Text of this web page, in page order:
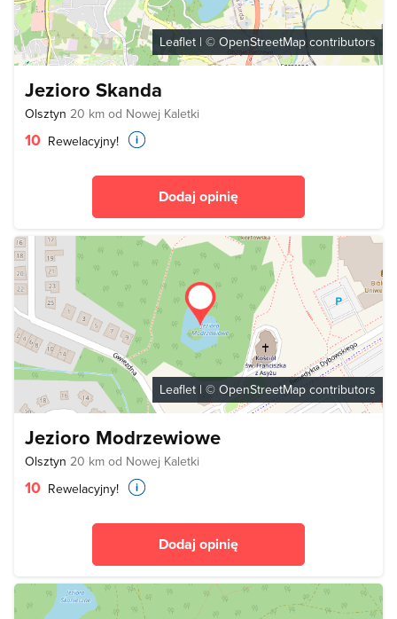
Leaflet | © OpenStreetMap contributors
Jezioro Skanda
Olsztyn 20 km od Nowej Kaletki
10 Rewelacyjny!
Dodaj opinię
Leaflet | © OpenStreetMap contributors
Jezioro Modrzewiowe
Olsztyn 20 km od Nowej Kaletki
10 Rewelacyjny!
Dodaj opinię